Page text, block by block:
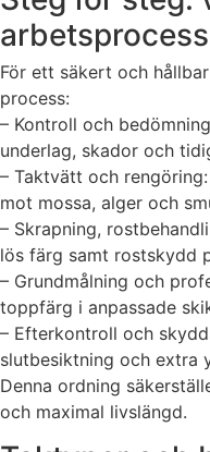
arbetsprocess
För ett säkert och
process:
– Kontroll och
underlag, skador och
– Taktvätt och
mot mossa, alger och
– Skrapning,
lös färg samt rostskydd
– Grundmålning och
toppfärg i anpassade
– Efterkontroll och
slutbesiktning och extra
Denna ordning
och maximal livslängd.